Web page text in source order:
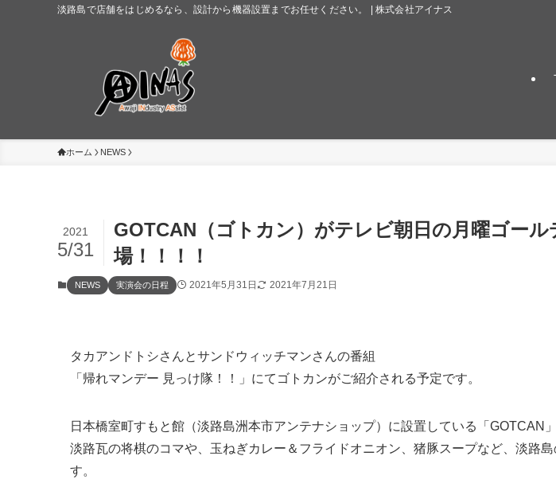
淡路島で店舗をはじめるなら、設計から機器設置までお任せください。 | 株式会社アイナス
ホーム NEWS
GOTCAN（ゴトカン）がテレビ朝日の月曜ゴー
場！！！！
2021
5/31
NEWS 実演会の日程 2021年5月31日 2021年7月21日
タカアンドトシさんとサンドウィッチマンさんの番組
「帰れマンデー 見っけ隊！！」にてゴトカンがご紹介される予定です。
日本橋室町すもと館（淡路島洲本市アンテナショップ）に設置している「 GOTCAN
淡路瓦の将棋のコマや、玉ねぎカレー＆フライドオニオン、猪豚スープなど、淡路
す。